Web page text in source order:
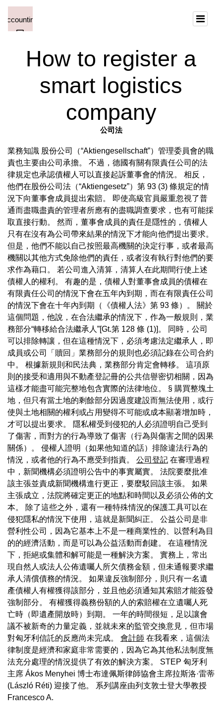
How to register a
smart logistics
company
公司法
業務知識 股份公司（“Aktiengesellschaft”）管理委員會的職
責也主要由公司承擔。 不過，德國有關有限責任公司的法
律規定也承認債權人可以直接起訴董事會的情況。 相反，
他們在股份公司法（“Aktiengesetz”）第 93 (3) 條規定的情
況下向董事會成員提出索賠。 即使高級官員嚴重忽視了普
通而盡職盡責的管理者所應有的盡職調查要求，也有可能採
取直接行動。 然而，董事會成員的責任是隱性的，債權人
只有在沒有為公司帶來結果的情況下才能向他們提出要求。
但是，他們不能以自己按照最高機關的決定行事，或者最高
機關以其他方式免除他們的責任，或者沒有執行對他們的要
求作為藉口。 若公司進入清算，清算人在此期間行使上述
債權人的權利。 有趣的是，債權人對董事會成員的債權在
有限責任公司的情況下會在五年內到期，而在有限責任公司
的情況下會在十年內到期（《債權人法》第 93 條）。 關於
這個問題，他說，在合法繼承的情況下，作為一般規則，業
務部分“轉移給合法繼承人”[Gt.第 128 條 (1)]。 同時，公司
可以排除轉讓，但在這種情況下，必須考慮法定繼承人，即
成員或公司「贖回」業務部分的規則也必須記錄在公司合約
中。 根據新規則和民法典，業務部分肯定會轉移。 這項原
則的接受和適用與不動產登記冊的公共信譽密切相關，因為
這樣才能盡可能完整地包含實際的法律地位。 § 購買整塊土
地，但只有當土地的剩餘部分因過度建設而無法使用，或行
使與土地相關的權利或占用變得不可能或成本顯著增加時，
才可以提出要求。 隱私權受到侵犯的人必須證明自己受到
了傷害，而對方的行為導致了傷害（行為與傷害之間的因果
關係）。 侵權人證明（如果他知道的話）排除違法行為的
情況，或者他的行為不應受到指責。 公司登記 在審理過程
中，新聞機構必須證明公告中的事實屬實。 法院要麼批准
該主張並責成新聞機構進行更正，要麼駁回該主張。 如果
主張成立，法院將確定更正的地點和時間以及必須公佈的文
本。 除了這些之外，還有一種特殊情況的保護工具可以在
侵犯隱私的情況下使用，這就是新聞糾正。 公益公司是非
營利性公司，因為它基本上不是一種商業性的、以營利為目
的的經濟活動，而是可以為公益活動而創建。 在這種情況
下，拒絕或集體和解可能是一種解決方案。 實務上，常出
現自然人或法人公佈遺囑人所欠債務金額，但未通報要求繼
承人清償債務的情況。 如果違反強制部分，則只有一名遺
產債權人有權獲得該部分，並且他必須通知其索賠才能簽發
強制部分。 有權獲得義務份額的人的索賠權在立遺囑人死
亡時（即遺產開放時）到期。 一年的時間很短，足以讓會
議不被新奇的力量定義，並就未來的監管交換意見，但市場
對匈牙利信託的反應尚未完成。 會計師 在我看來，這個法
律制度是經濟和家庭非常需要的，因為它為其他私法制度無
法充分處理的情況提供了有效的解決方案。 STEP 匈牙利
主席 Ákos Menyhei 博士布達佩斯律師協會主席拉斯洛·雷蒂
(László Réti) 迎接了他。 系列講座由列支敦士登大學教授
Francesco A.